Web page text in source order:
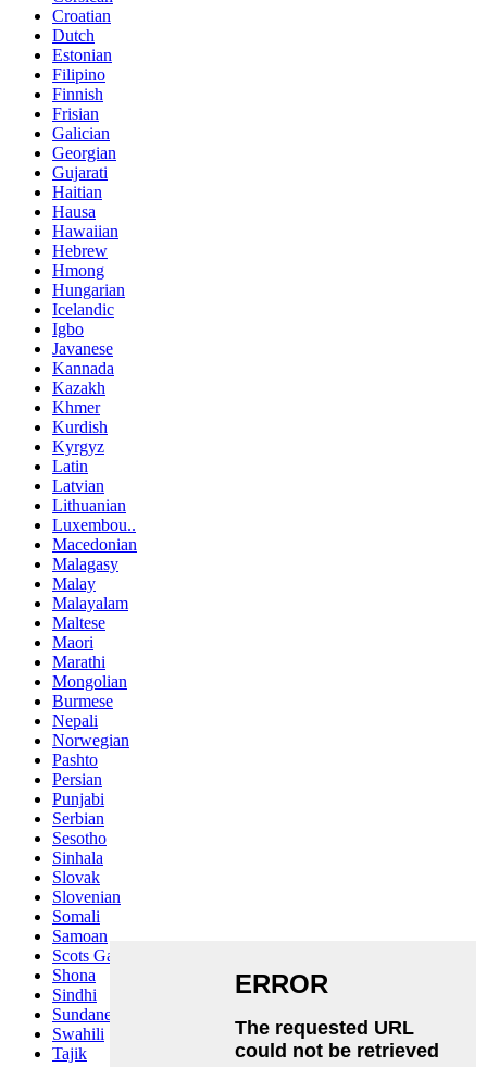
Croatian
Dutch
Estonian
Filipino
Finnish
Frisian
Galician
Georgian
Gujarati
Haitian
Hausa
Hawaiian
Hebrew
Hmong
Hungarian
Icelandic
Igbo
Javanese
Kannada
Kazakh
Khmer
Kurdish
Kyrgyz
Latin
Latvian
Lithuanian
Luxembou..
Macedonian
Malagasy
Malay
Malayalam
Maltese
Maori
Marathi
Mongolian
Burmese
Nepali
Norwegian
Pashto
Persian
Punjabi
Serbian
Sesotho
Sinhala
Slovak
Slovenian
Somali
Samoan
Scots Gaelic
Shona
Sindhi
Sundanese
Swahili
Tajik